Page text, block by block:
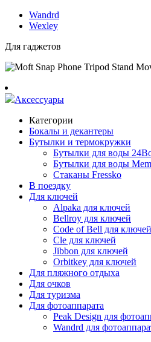
Wandrd
Wexley
Для гаджетов
Аксессуары
Категории
Бокалы и декантеры
Бутылки и термокружки
Бутылки для воды
Бутылки для воды
Стаканы Fressko
В поездку
Для ключей
Alpaka для ключей
Bellroy для ключей
Code of Bell для ключей
Cle для ключей
Jibbon для ключей
Orbitkey для ключей
Для пляжного отдыха
Для очков
Для туризма
Для фотоаппарата
Peak Design для
Wandrd для